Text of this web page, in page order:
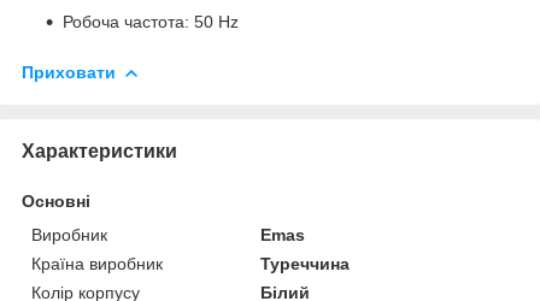
Робоча частота: 50 Hz
Приховати
Характеристики
Основні
Виробник
Emas
Країна виробник
Туреччина
Колір корпусу
Білий